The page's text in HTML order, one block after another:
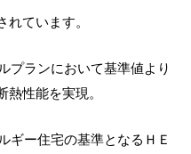
ています。
プランにおいて基準値より
熱性能を実現。
ギー住宅の基準となるＨＥ